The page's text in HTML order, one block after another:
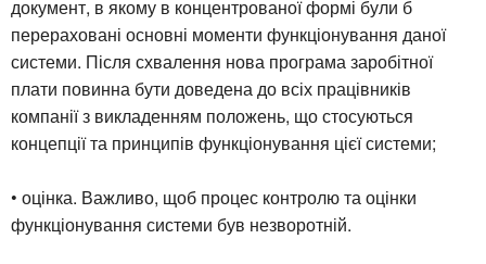
документ, в якому в концентрованої формі були б
перераховані основні моменти функціонування даної
системи. Після схвалення нова програма заробітної
плати повинна бути доведена до всіх працівників
компанії з викладенням положень, що стосуються
концепції та принципів функціонування цієї системи;
• оцінка. Важливо, щоб процес контролю та оцінки
функціонування системи був незворотній.